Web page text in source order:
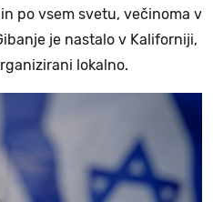
po vsem svetu, večinoma v
je nastalo v Kaliforniji,
lokalno.